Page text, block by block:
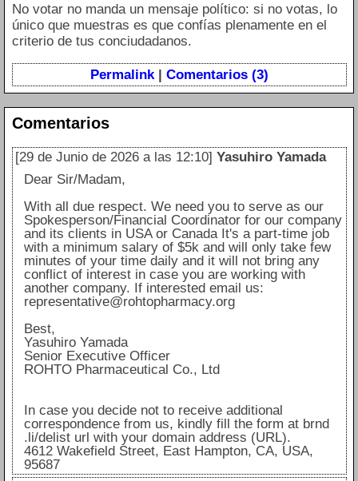
No votar no manda un mensaje político: si no votas, lo
único que muestras es que confías plenamente en el
criterio de tus conciudadanos.
Permalink| Comentarios (3)
Comentarios
[29 de Junio de 2026 a las 12:10] Yasuhiro Yamada
Dear Sir/Madam,
With all due respect. We need you to serve as our
Spokesperson/Financial Coordinator for our company
and its clients in USA or Canada It's a part-time job
with a minimum salary of $5k and will only take few
minutes of your time daily and it will not bring any
conflict of interest in case you are working with
another company. If interested email us:
representative@rohtopharmacy.org
Best,
Yasuhiro Yamada
Senior Executive Officer
ROHTO Pharmaceutical Co., Ltd
In case you decide not to receive additional
correspondence from us, kindly fill the form at brnd
.li/delist url with your domain address (URL).
4612 Wakefield Street, East Hampton, CA, USA,
95687